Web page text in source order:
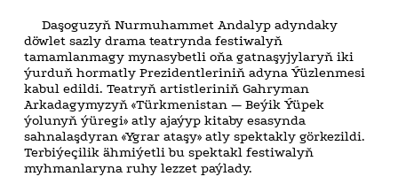
Daşoguzyň Nurmuhammet Andalyp adyndaky
döwlet sazly drama teatrynda festiwalyň
tamamlanmagy mynasybetli oňa gatnaşyjylaryň iki
ýurduň hormatly Prezidentleriniň adyna Ýüzlenmesi
kabul edildi. Teatryň artistleriniň Gahryman
Arkadagymyzyň «Türkmenistan — Beýik Ýüpek
ýolunyň ýüregi» atly ajaýyp kitaby esasynda
sahnalaşdyran «Ygrar ataşy» atly spektakly görkezildi.
Terbiýeçilik ähmiýetli bu spektakl festiwalyň
myhmanlaryna ruhy lezzet paýlady.